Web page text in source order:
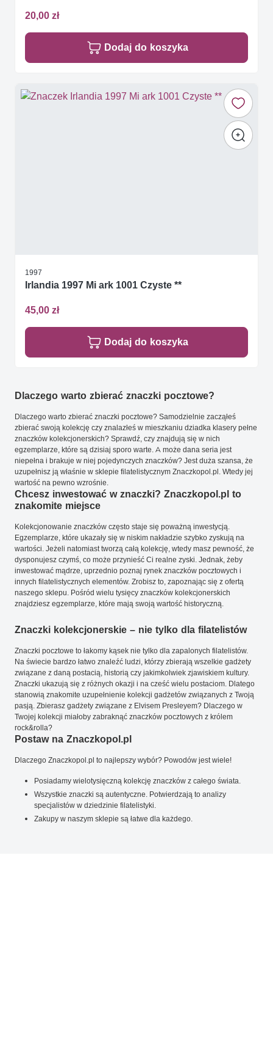
20,00 zł
Dodaj do koszyka
1997
Irlandia 1997 Mi ark 1001 Czyste **
45,00 zł
Dodaj do koszyka
Dlaczego warto zbierać znaczki pocztowe?
Dlaczego warto zbierać znaczki pocztowe? Samodzielnie zacząłeś
zbierać swoją kolekcję czy znalazłeś w mieszkaniu dziadka klasery pełne
znaczków kolekcjonerskich? Sprawdź, czy znajdują się w nich
egzemplarze, które są dzisiaj sporo warte. A może dana seria jest
niepełna i brakuje w niej pojedynczych znaczków? Jest duża szansa, że
uzupełnisz ją właśnie w sklepie filatelistycznym Znaczkopol.pl. Wtedy jej
wartość na pewno wzrośnie.
Chcesz inwestować w znaczki? Znaczkopol.pl to
znakomite miejsce
Kolekcjonowanie znaczków często staje się poważną inwestycją.
Egzemplarze, które ukazały się w niskim nakładzie szybko zyskują na
wartości. Jeżeli natomiast tworzą całą kolekcję, wtedy masz pewność, że
dysponujesz czymś, co może przynieść Ci realne zyski. Jednak, żeby
inwestować mądrze, uprzednio poznaj rynek znaczków pocztowych i
innych filatelistycznych elementów. Zrobisz to, zapoznając się z ofertą
naszego sklepu. Pośród wielu tysięcy znaczków kolekcjonerskich
znajdziesz egzemplarze, które mają swoją wartość historyczną.
Znaczki kolekcjonerskie – nie tylko dla filatelistów
Znaczki pocztowe to łakomy kąsek nie tylko dla zapalonych filatelistów.
Na świecie bardzo łatwo znaleźć ludzi, którzy zbierają wszelkie gadżety
związane z daną postacią, historią czy jakimkolwiek zjawiskiem kultury.
Znaczki ukazują się z różnych okazji i na cześć wielu postaciom. Dlatego
stanowią znakomite uzupełnienie kolekcji gadżetów związanych z Twoją
pasją. Zbierasz gadżety związane z Elvisem Presleyem? Dlaczego w
Twojej kolekcji miałoby zabraknąć znaczków pocztowych z królem
rock&rolla?
Postaw na Znaczkopol.pl
Dlaczego Znaczkopol.pl to najlepszy wybór? Powodów jest wiele!
Posiadamy wielotysięczną kolekcję znaczków z całego świata.
Wszystkie znaczki są autentyczne. Potwierdzają to analizy
specjalistów w dziedzinie filatelistyki.
Zakupy w naszym sklepie są łatwe dla każdego.